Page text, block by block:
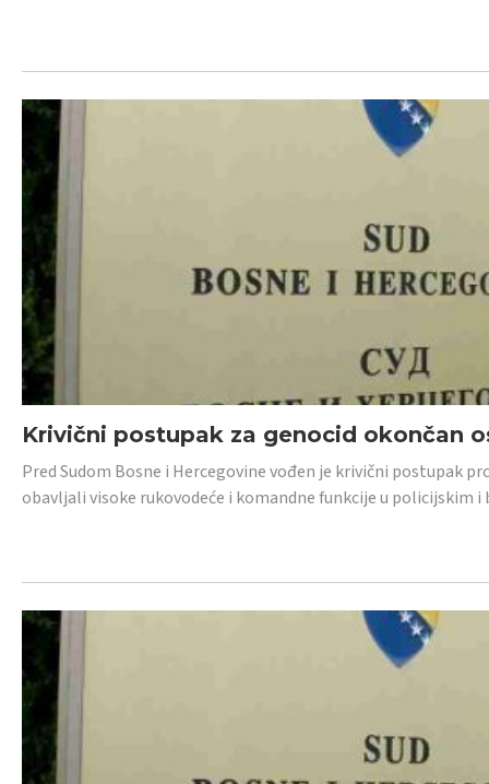
Krivični postupak za genocid okončan
Pred Sudom Bosne i Hercegovine vođen je krivični postupak
obavljali visoke rukovodeće i komandne funkcije u policijskim